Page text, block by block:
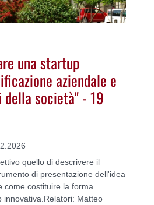
una startup
aziendale e
società" - 19
quello di descrivere il
di presentazione dell'idea
come costituire la forma
innovativa.Relatori: Matteo